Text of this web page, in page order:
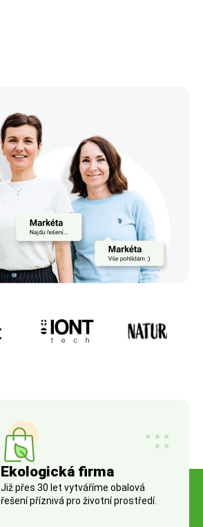
Ekologická firma
Již přes 30 let vytváříme obalová
řešení příznivá pro životní prostředí.